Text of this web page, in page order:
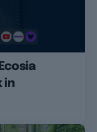
in